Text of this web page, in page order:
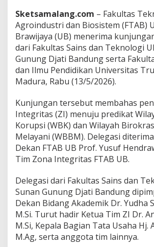
N
B
a
n
d
u
n
d
a
n
U
n
i
v
r
s
i
t
a
s
T
r
Sketsamalang.com – Fakultas
Agroindustri dan Biosistem (FTAB)
Brawijaya (UB) menerima
dari Fakultas Sains dan Teknologi
Gunung Djati Bandung serta
dan Ilmu Pendidikan Universitas
Madura, Rabu (13/5/2026).
Kunjungan tersebut membahas
Integritas (ZI) menuju predikat
Korupsi (WBK) dan Wilayah
Melayani (WBBM). Delegasi
Dekan FTAB UB Prof. Yusuf
Tim Zona Integritas FTAB UB.
Delegasi dari Fakultas Sains dan
Sunan Gunung Djati Bandung
Dekan Bidang Akademik Dr. Yudha
M.Si. Turut hadir Ketua Tim ZI Dr.
M.Si, Kepala Bagian Tata Usaha Hj.
M.Ag, serta anggota tim lainnya.